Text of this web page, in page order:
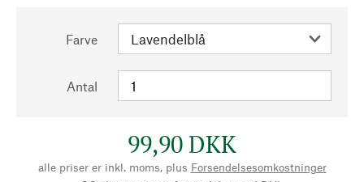
Farve
Antal
99,90 DKK
alle priser er inkl. moms, plus Forsendelsesomkostninger